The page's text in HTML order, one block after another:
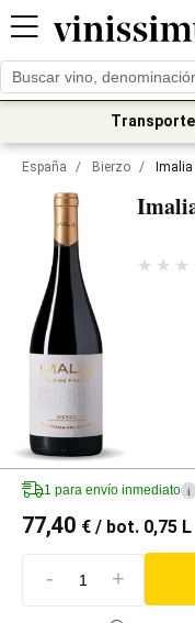
España / Bierzo /
1 para envío inmediato i
77,40 € / bot. 0,75 L
- +